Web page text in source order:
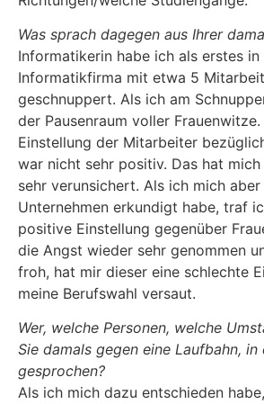
Was sprach dagegen aus Ihrer
Informatikerin habe ich als erstes in
Informatikfirma mit etwa 5
geschnuppert. Als ich am
der Pausenraum voller
Einstellung der Mitarbeiter
war nicht sehr positiv. Das hat
sehr verunsichert. Als ich mich
Unternehmen erkundigt habe, traf
positive Einstellung gegenüber
die Angst wieder sehr genommen
froh, hat mir dieser eine schlechte
meine Berufswahl versaut.
Wer, welche Personen, welche
Sie damals gegen eine Laufbahn, in
gesprochen?
Als ich mich dazu entschieden